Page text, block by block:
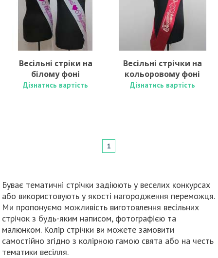
Весільні стріки на
білому фоні
Дізнатись вартість
Весільні стрічки на
кольоровому фоні
Дізнатись вартість
1
Буває тематичні стрічки задіюють у веселих конкурсах
або використовують у якості нагородження переможця.
Ми пропонуємо можливість виготовлення весільних
стрічок з будь-яким написом, фотографією та
малюнком. Колір стрічки ви можете замовити
самостійно згідно з колірною гамою свята або на честь
тематики весілля.